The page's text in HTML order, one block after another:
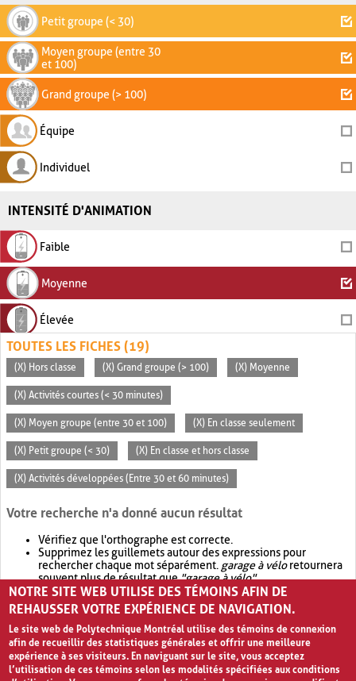
Petit groupe (< 30)
Moyen groupe (entre 30
et 100)
Grand groupe (> 100)
Équipe
Individuel
INTENSITÉ D'ANIMATION
Faible
Moyenne
Élevée
TOUTES LES FICHES (19)
(X) Hors classe (X) Grand groupe (> 100) (X) Moyenne
(X) Activités courtes (< 30 minutes)
(X) Moyen groupe (entre 30 et 100) (X) En classe seulement
(X) Petit groupe (< 30) (X) En classe et hors classe
(X) Activités développées (Entre 30 et 60 minutes)
Votre recherche n'a donné aucun résultat
Vérifiez que l'orthographe est correcte.
Supprimez les guillemets autour des expressions pour
rechercher chaque mot séparément. garage à véloretournera
souvent plus de résultat que"garage à vélo".
Envisagez d'élargir votre recherche avec OR.garage OR vélo
retournera souvent plus de résultat quegarage à vélo
NOTRE SITE WEB UTILISE DES TÉMOINS AFIN DE
REHAUSSER VOTRE EXPÉRIENCE DE NAVIGATION.
Le site web de Polytechnique Montréal utilise des témoins de connexion
afin de recueillir des statistiques générales et offrir une meilleure
expérience à ses visiteurs. En naviguant sur le site, vous acceptez
l’utilisation de ces témoins selon les modalités spécifiées aux conditions